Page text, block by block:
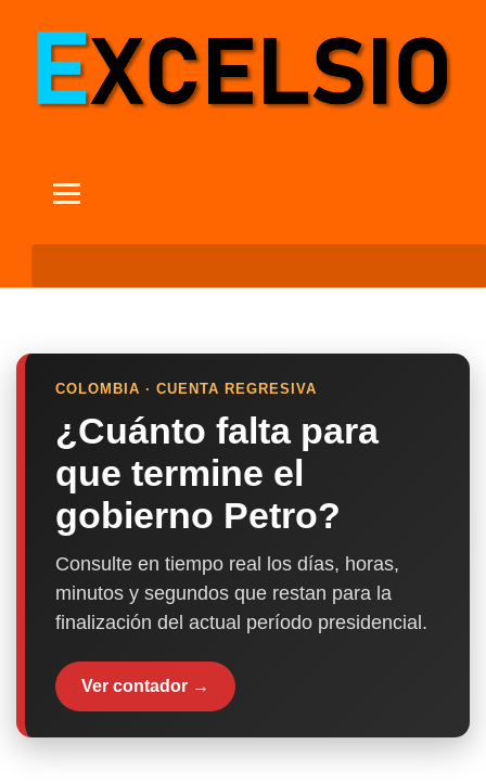
COLOMBIA · CUENTA REGRESIVA
¿Cuánto falta para
que termine el
gobierno Petro?
Consulte en tiempo real los días, horas,
minutos y segundos que restan para la
finalización del actual período presidencial.
Ver contador →